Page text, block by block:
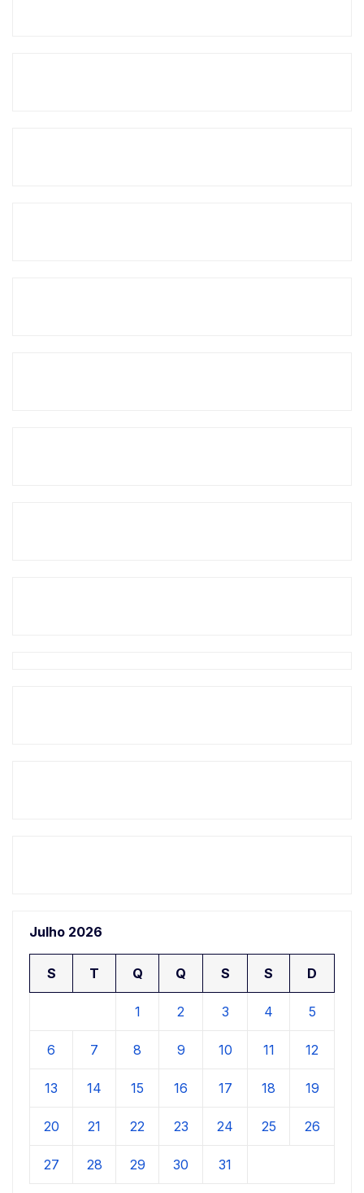
Julho 2026
S T Q Q S S D
1 2 3 4 5
6 7 8 9 10 11 12
13 14 15 16 17 18 19
20 21 22 23 24 25 26
27 28 29 30 31